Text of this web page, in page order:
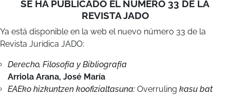
Revista Jurídica JADO:
Derecho, Filosofía y Bibliografía
Arriola Arana, José María
85/2023 Konstituzio Auzitegiaren Epaian
Etxebarria Zamalloa, Amaia
Higiezinen gaineko kreditu-kontratuen arazoak. Bereziki,